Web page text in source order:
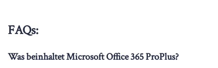
FAQs:
Was beinhaltet Microsoft Office 365 ProPlus?